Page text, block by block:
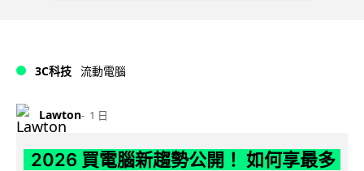
3C科技 流動電腦
Lawton 1 日
2026 買電腦新趨勢公開！ 如何享最多